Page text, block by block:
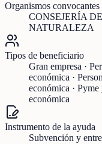
Organismos convocantes
CONSEJERÍA
NATURALEZA
Tipos de beneficiario
Gran empresa ·
económica ·
económica ·
económica
Instrumento de la ayuda
Subvención y